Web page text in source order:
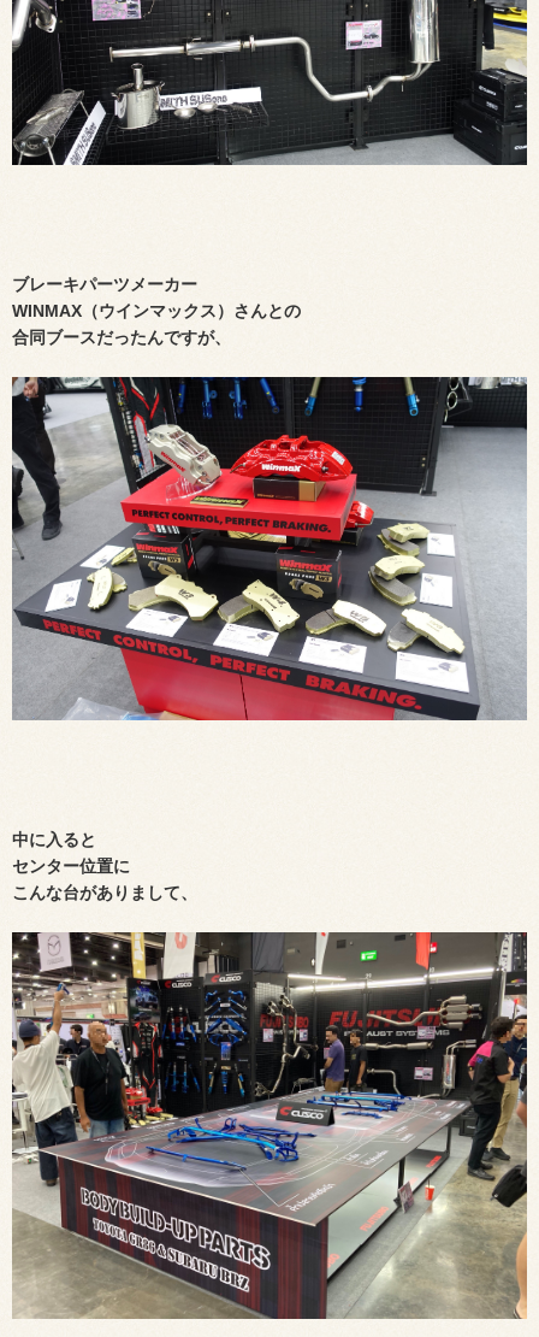
ブレーキパーツメーカー
WINMAX（ウインマックス）さんとの
合同ブースだったんですが、
中に入ると
センター位置に
こんな台がありまして、